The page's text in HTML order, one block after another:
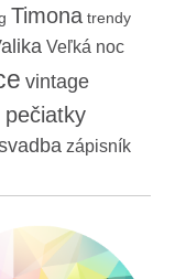
Timona trendy
Veľká noc
vintage
zápisník